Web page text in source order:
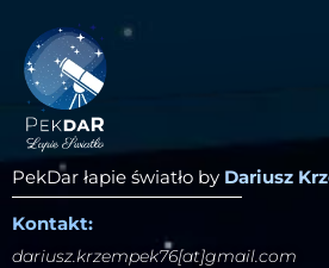
PekDar łapie światło by Dariusz
Kontakt:
dariusz.krzempek76[at]gmail.com